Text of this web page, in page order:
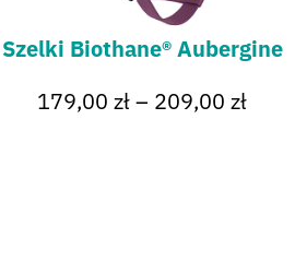
Szelki Biothane® Aubergine
179,00 zł– 209,00 zł